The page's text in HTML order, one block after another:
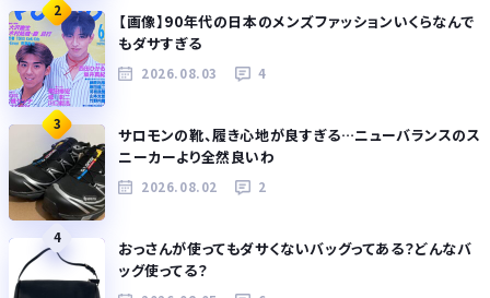
2
【画像】90年代の日本のメンズファッションいくらなんで
もダサすぎる
2026.08.03 4
3
サロモンの靴、履き心地が良すぎる…ニューバランスのス
ニーカーより全然良いわ
2026.08.02 2
4
おっさんが使ってもダサくないバッグってある？どんなバ
ッグ使ってる？